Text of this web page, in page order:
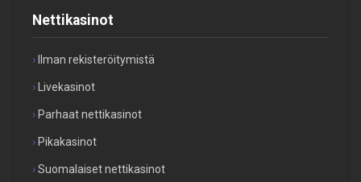
Nettikasinot
Ilman rekisteröitymistä
Livekasinot
Parhaat nettikasinot
Pikakasinot
Suomalaiset nettikasinot